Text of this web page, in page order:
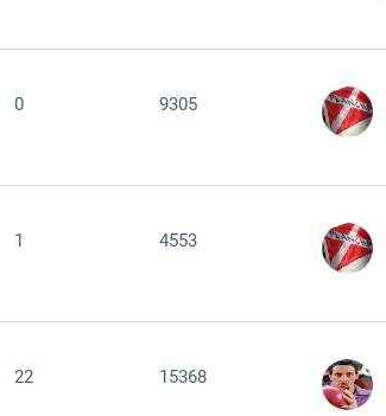
0 9305
1 4553
22 15368